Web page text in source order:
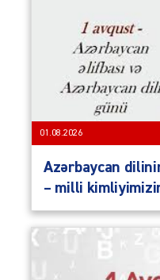
01.08.2026
Azərbaycan
– milli